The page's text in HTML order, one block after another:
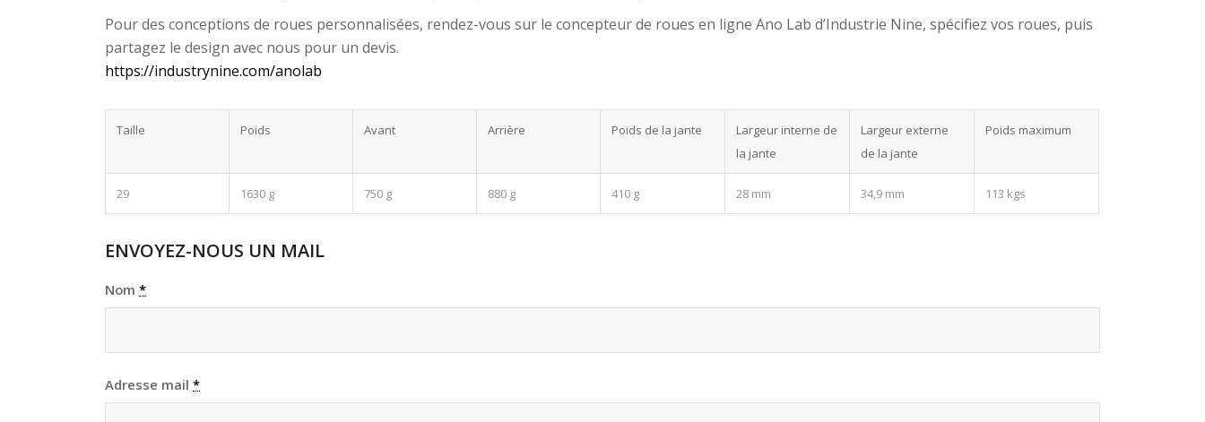
Pour des conceptions de roues personnalisées, rendez-vous sur le concepteur de roues en ligne Ano Lab d’Industrie Nine, spécifiez vos roues, puis
partagez le design avec nous pour un devis.
https://industrynine.com/anolab
Taille Poids Avant Arrière Poids de la jante
Largeur interne de
la jante
Largeur externe
de la jante
Poids maximum
29 1630 g 750 g 880 g 410 g 28 mm 34,9 mm 113 kgs
ENVOYEZ-NOUS UN MAIL
Nom*
Adresse mail*